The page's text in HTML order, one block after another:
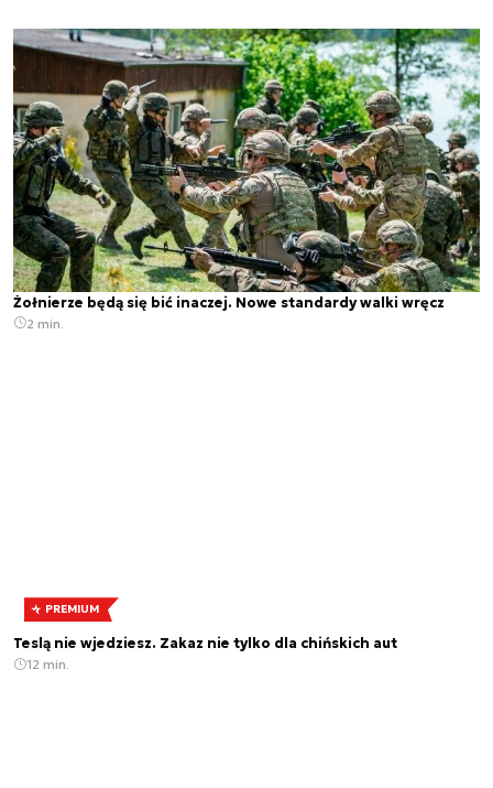
Żołnierze będą się bić inaczej. Nowe standardy walki wręcz
2 min.
PREMIUM
Teslą nie wjedziesz. Zakaz nie tylko dla chińskich aut
12 min.